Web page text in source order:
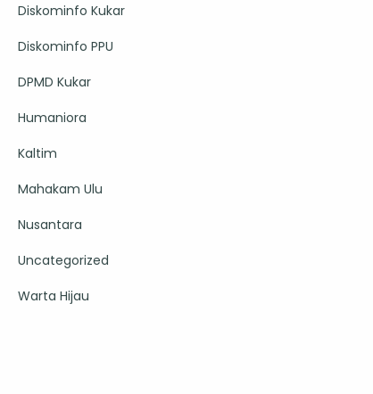
Diskominfo Kukar
Diskominfo PPU
DPMD Kukar
Humaniora
Kaltim
Mahakam Ulu
Nusantara
Uncategorized
Warta Hijau